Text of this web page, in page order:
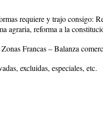
requiere y trajo consigo:
agraria, reforma a la
Francas – Balanza
excluidas, especiales, etc.